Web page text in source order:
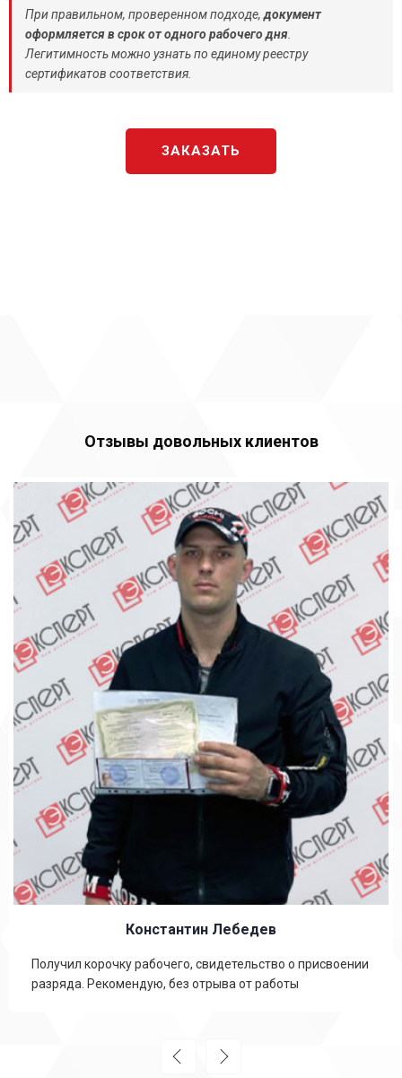
При правильном, проверенном подходе,документ
оформляется в срок от одного рабочего дня
Легитимность можно узнать по единому реестру
сертификатов соответствия.
ЗАКАЗАТЬ
Отзывы довольных клиентов
Константин Лебедев
Получил корочку рабочего, свидетельство о присвоении
разряда. Рекомендую, без отрыва от работы